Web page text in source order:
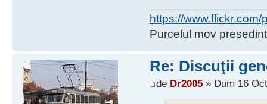
https://
Purcelul mov
Re: Discuţii
de Dr2005» Dum 16